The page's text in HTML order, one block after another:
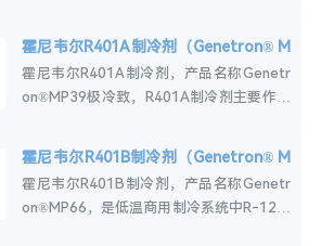
机组应用的中压制冷剂和用于...
霍尼韦尔R401A制冷剂（Genetron® M
P39）
霍尼韦尔R401A制冷剂，产品名称Genetr
on®MP39极冷致，R401A制冷剂主要作为
用，适用于中温制冷系统改...
霍尼韦尔R401B制冷剂（Genetron® M
P66）
霍尼韦尔R401B制冷剂，产品名称Genetr
on®MP66，是低温商用制冷系统中R-12的